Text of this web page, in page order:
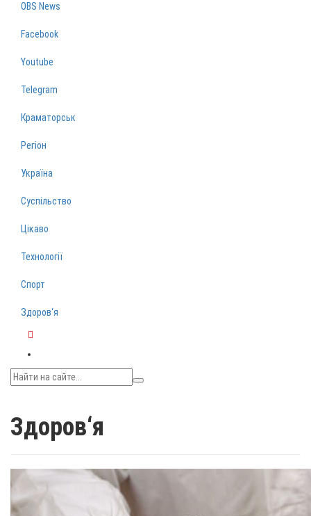
OBS News
Facebook
Youtube
Telegram
Краматорськ
Регіон
Україна
Суспільство
Цікаво
Технології
Спорт
Здоров‘я
Здоров‘я